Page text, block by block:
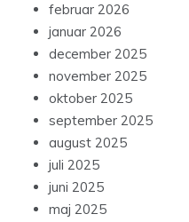
februar 2026
januar 2026
december 2025
november 2025
oktober 2025
september 2025
august 2025
juli 2025
juni 2025
maj 2025